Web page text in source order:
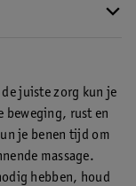
helpen om je
Je kunt ook
Lees hier al onze tips
juiste zorg kun je
beweging, rust en
je benen tijd om
massage.
hebben, houd